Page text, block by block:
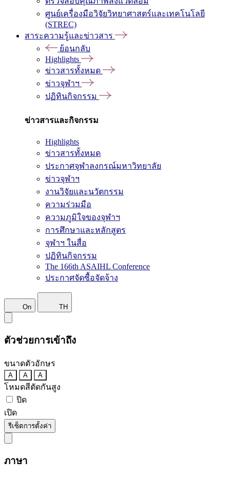
ศูนย์เครื่องมือวิจัยวิทยาศาสตร์และเทคโนโลยี
(STREC)
สาระความรู้และข่าวสาร
ย้อนกลับ
Highlights
ข่าวสารทั้งหมด
ข่าวจุฬาฯ
ปฏิทินกิจกรรม
ข่าวสารและกิจกรรม
Highlights
ข่าวสารทั้งหมด
ประกาศจุฬาลงกรณ์มหาวิทยาลัย
ข่าวจุฬาฯ
งานวิจัยและนวัตกรรม
ความร่วมมือ
ความภูมิใจของจุฬาฯ
การศึกษาและหลักสูตร
จุฬาฯ ในสื่อ
ปฏิทินกิจกรรม
The 166th ASAIHL Conference
ประกาศจัดซื้อจัดจ้าง
On TH
ตัวช่วยการเข้าถึง
ขนาดตัวอักษร
A A A
โหมดสีตัดกันสูง
ปิด
เปิด
รีเซ็ตการตั้งค่า
ภาษา